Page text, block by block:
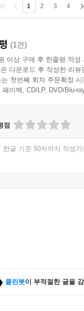
1 2 3 4
(1건)
이상 구매 후 한줄평 작성
다운로드 후 작성한 리
는 첫번째 회차 주문확정
페이백, CD/LP, DVD/Blu-
점
한글 기준 50자까지 작성가
클린봇이 부적절한 글을